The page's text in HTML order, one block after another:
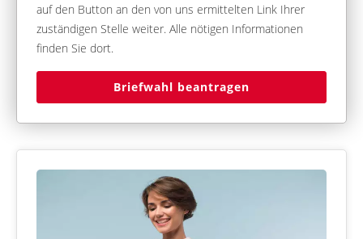
auf den Button an den von uns ermittelten Link Ihrer
zuständigen Stelle weiter. Alle nötigen Informationen
finden Sie dort.
Briefwahl beantragen